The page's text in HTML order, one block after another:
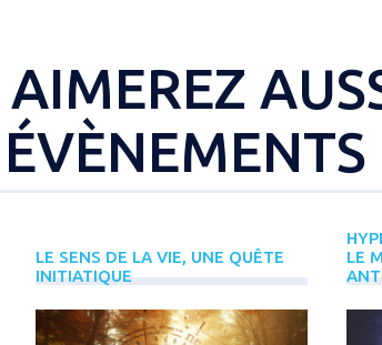
ÉVÈNEMENTS
LE SENS DE LA VIE, UNE QUÊTE
INITIATIQUE
LE